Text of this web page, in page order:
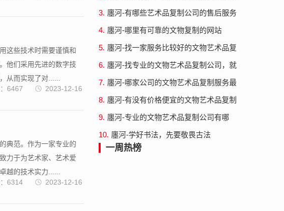
这些技术时需要谨慎和
他们采用先进的数字技
从而实现了对......
2023-12-16
6467
典范。作为一家专业的
力于为艺术家、艺术爱
越的技术实力......
2023-12-16
6314
3. 廛河-有哪些艺术品复制公司的售后服务
4. 廛河-哪里有可靠的文物复制的网站
5. 廛河-找一家服务比较好的文物艺术品复
6. 廛河-找专业的文物艺术品复制公司，就
7. 廛河-哪家公司的文物艺术品复制服务最
8. 廛河-有没有价格便宜的文物艺术品复制
9. 廛河-专业的文物艺术品复制公司有哪
10. 廛河-学好书法，先要敬畏古法
一周热榜